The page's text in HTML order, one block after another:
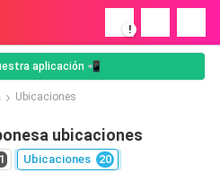
!
aplicación 📲
Ubicaciones
ubicaciones
1 Ubicaciones 20